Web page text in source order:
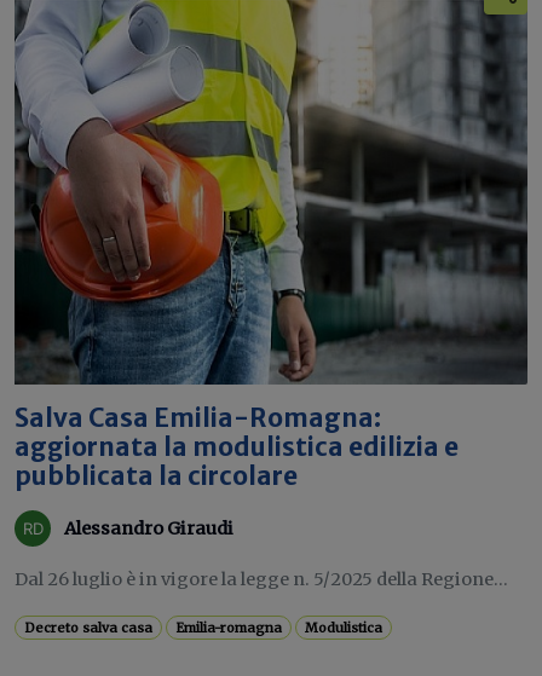
Salva Casa Emilia-Romagna:
aggiornata la modulistica edilizia e
pubblicata la circolare
Alessandro Giraudi
Dal 26 luglio è in vigore la legge n. 5/2025 della Regione...
Decreto salva casa Emilia-romagna Modulistica